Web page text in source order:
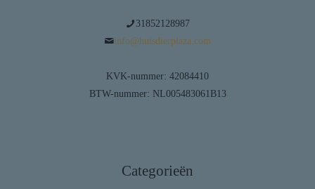
31852128987
info@huisdierplaza.com
KVK-nummer: 42084410
BTW-nummer: NL005483061B13
Categorieën